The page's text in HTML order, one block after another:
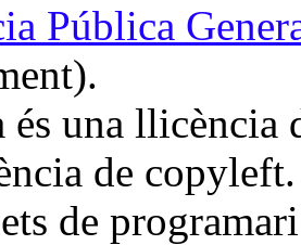
Pública
és una
de
de